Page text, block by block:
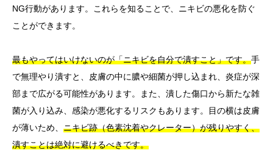
NG行動があります。これらを知ることで、ニキビの悪化を防ぐ
ことができます。
最もやってはいけないのが「ニキビを自分で潰すこと」です。手
で無理やり潰すと、皮膚の中に膿や細菌が押し込まれ、炎症が深
部まで広がる可能性があります。また、潰した傷口から新たな雑
菌が入り込み、感染が悪化するリスクもあります。目の横は皮膚
が薄いため、 ニキビ跡（色素沈着やクレーター）が残りやすく、
潰すことは絶対に避けるべきです。